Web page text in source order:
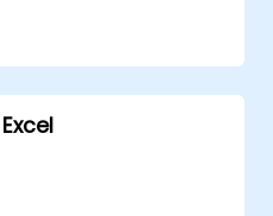
creëren en
visueel weer te
bij